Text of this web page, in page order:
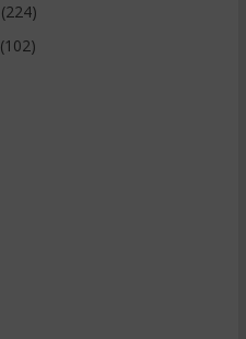
(224)
(102)